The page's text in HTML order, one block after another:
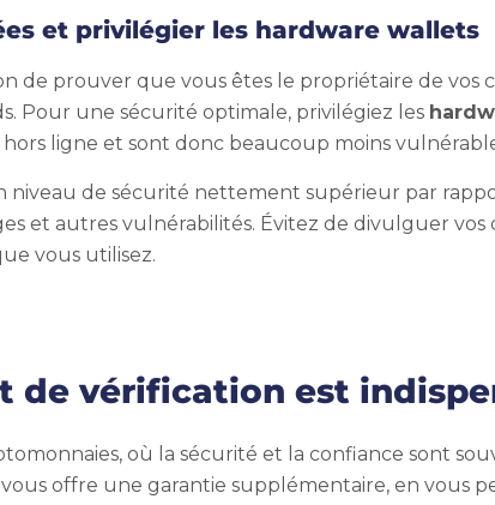
et privilégier les hardware wallets
de prouver que vous êtes le propriétaire de
Pour une sécurité optimale, privilégiez les
ligne et sont donc beaucoup moins
niveau de sécurité nettement supérieur par
et autres vulnérabilités. Évitez de divulguer
vous utilisez.
de vérification est
où la sécurité et la confiance sont
offre une garantie supplémentaire, en vous